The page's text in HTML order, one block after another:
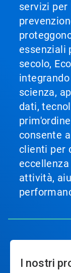
servizi per
essenziali
secolo,
scienza,
dati,
consente
clienti per
attività,
I nostri